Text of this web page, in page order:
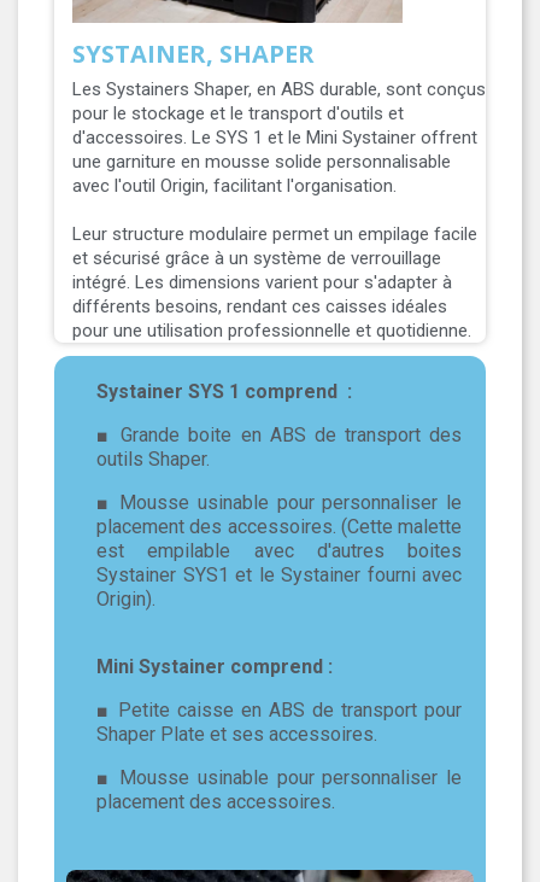
SYSTAINER, SHAPER
Les Systainers Shaper, en ABS durable, sont conçus
pour le stockage et le transport d'outils et
d'accessoires. Le SYS 1 et le Mini Systainer offrent
une garniture en mousse solide personnalisable
avec l'outil Origin, facilitant l'organisation.
Leur structure modulaire permet un empilage facile
et sécurisé grâce à un système de verrouillage
intégré. Les dimensions varient pour s'adapter à
différents besoins, rendant ces caisses idéales
pour une utilisation professionnelle et quotidienne.
Systainer SYS 1 comprend :
■ Grande boite en ABS de transport des
outils Shaper.
■ Mousse usinable pour personnaliser le
placement des accessoires. (Cette malette
est empilable avec d'autres boites
Systainer SYS1 et le Systainer fourni avec
Origin).
Mini Systainer comprend :
■ Petite caisse en ABS de transport pour
Shaper Plate et ses accessoires.
■ Mousse usinable pour personnaliser le
placement des accessoires.